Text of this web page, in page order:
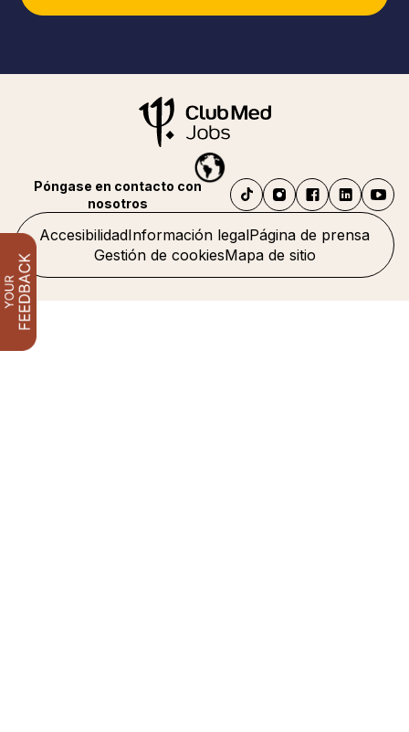
AccesibilidadInformación legalPágina de prensa
Gestión de cookiesMapa de sitio
Póngase en contacto con
nosotros